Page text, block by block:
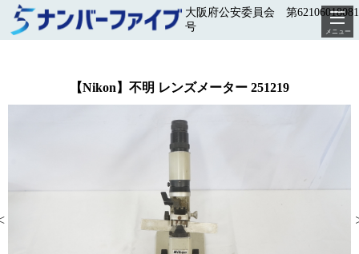
大阪府公安委員会 第
号
メニュー
【Nikon】不明 レンズメーター 251219